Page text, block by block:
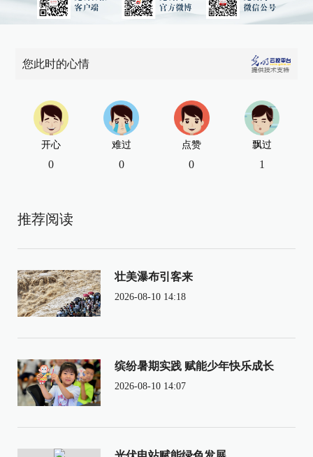
您此时的心情
开心
0
难过
0
点赞
0
飘过
1
推荐阅读
壮美瀑布引客来
2026-08-10 14:18
缤纷暑期实践 赋能少年快乐成长
2026-08-10 14:07